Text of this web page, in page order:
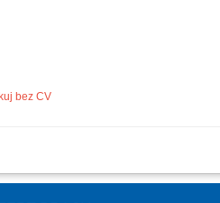
bez CV
wtryskowe. Przygotowywanie